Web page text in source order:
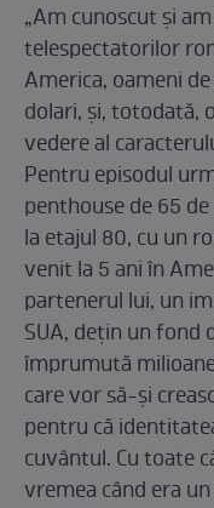
„Am cunoscut şi
telespectatorilor
America, oameni
dolari, şi, totodată,
vedere al
Pentru episodul
penthouse de 65
la etajul 80, cu un
venit la 5 ani în
partenerul lui, un
SUA, deţin un fond
împrumută
care vor să-şi
pentru că
cuvântul. Cu toate
vremea când era